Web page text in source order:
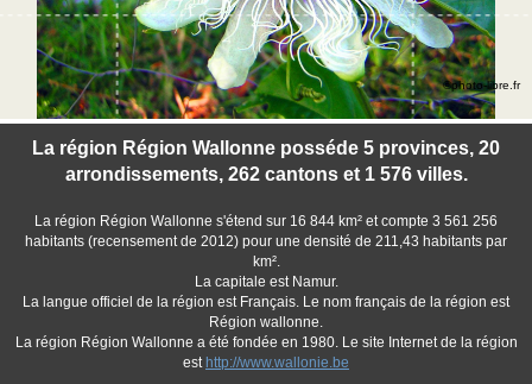
La région Région Wallonne posséde 5 provinces, 20
arrondissements, 262 cantons et 1 576 villes.
La région Région Wallonne s'étend sur 16 844 km² et compte 3 561 256
habitants (recensement de 2012) pour une densité de 211,43 habitants par
km².
La capitale est Namur.
La langue officiel de la région est Français. Le nom français de la région est
Région wallonne.
La région Région Wallonne a été fondée en 1980. Le site Internet de la région
est http://www.wallonie.be
©photo-libre.fr